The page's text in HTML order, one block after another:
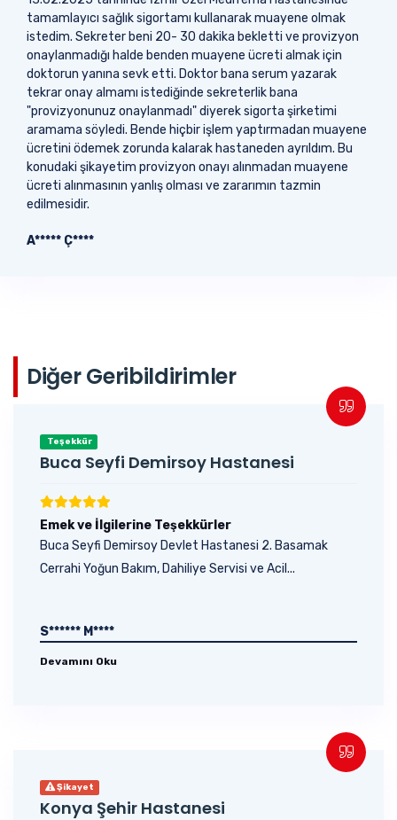
tamamlayıcı sağlık sigortamı kullanarak muayene olmak
istedim. Sekreter beni 20- 30 dakika bekletti ve provizyon
onaylanmadığı halde benden muayene ücreti almak için
doktorun yanına sevk etti. Doktor bana serum yazarak
tekrar onay almamı istediğinde sekreterlik bana
"provizyonunuz onaylanmadı" diyerek sigorta şirketimi
aramama söyledi. Bende hiçbir işlem yaptırmadan muayene
ücretini ödemek zorunda kalarak hastaneden ayrıldım. Bu
konudaki şikayetim provizyon onayı alınmadan muayene
ücreti alınmasının yanlış olması ve zararımın tazmin
edilmesidir.
A***** Ç****
Diğer Geribildirimler
Teşekkür
Buca Seyfi Demirsoy Hastanesi
Emek ve İlgilerine Teşekkürler
Buca Seyfi Demirsoy Devlet Hastanesi 2. Basamak
Cerrahi Yoğun Bakım, Dahiliye Servisi ve Acil...
S****** M****
Devamını Oku
Şikayet
Konya Şehir Hastanesi